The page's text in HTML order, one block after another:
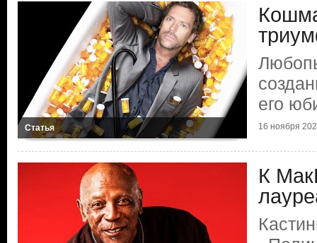
Статья
его
16 ноября
К